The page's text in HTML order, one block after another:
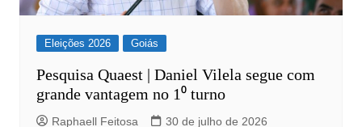
Eleições 2026 Goiás
Pesquisa Quaest | Daniel Vilela segue com
grande vantagem no 1⁰ turno
Raphaell Feitosa 30 de julho de 2026